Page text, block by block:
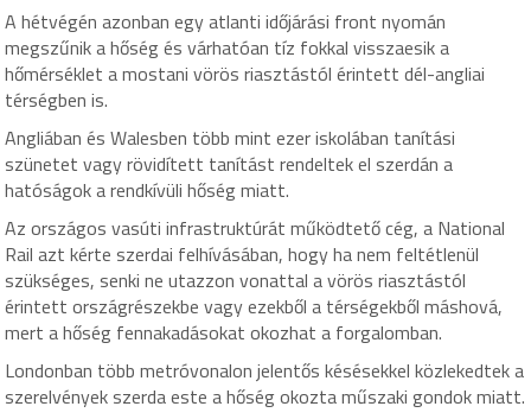
A hétvégén azonban egy atlanti időjárási front nyomán
megszűnik a hőség és várhatóan tíz fokkal visszaesik a
hőmérséklet a mostani vörös riasztástól érintett dél-angliai
térségben is.
Angliában és Walesben több mint ezer iskolában tanítási
szünetet vagy rövidített tanítást rendeltek el szerdán a
hatóságok a rendkívüli hőség miatt.
Az országos vasúti infrastruktúrát működtető cég, a National
Rail azt kérte szerdai felhívásában, hogy ha nem feltétlenül
szükséges, senki ne utazzon vonattal a vörös riasztástól
érintett országrészekbe vagy ezekből a térségekből máshová,
mert a hőség fennakadásokat okozhat a forgalomban.
Londonban több metróvonalon jelentős késésekkel közlekedtek a
szerelvények szerda este a hőség okozta műszaki gondok miatt.